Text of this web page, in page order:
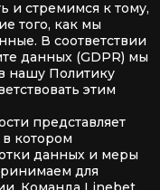
и стремимся к тому,
того, как мы
В соответствии
данных (GDPR) мы
нашу Политику
этим
представляет
котором
данных и меры
для